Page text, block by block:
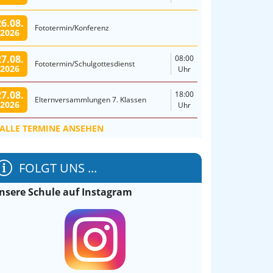
2026 Fototermin/Konferenz
2026 Fototermin/Schulgottesdienst
08:00
Uhr
2026 Elternversammlungen 7. Klassen
18:00
Uhr
ALLE TERMINE ANSEHEN
FOLGT UNS ...
Schule auf Instagram